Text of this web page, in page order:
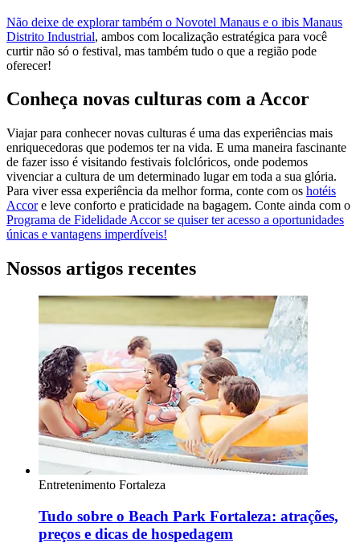
Não deixe de explorar também o Novotel Manaus e o ibis Manaus
Distrito Industrial, ambos com localização estratégica para você
curtir não só o festival, mas também tudo o que a região pode
oferecer!
Conheça novas culturas com a Accor
Viajar para conhecer novas culturas é uma das experiências mais
enriquecedoras que podemos ter na vida. E uma maneira fascinante
de fazer isso é visitando festivais folclóricos, onde podemos
vivenciar a cultura de um determinado lugar em toda a sua glória.
Para viver essa experiência da melhor forma, conte com os hotéis
Accore leve conforto e praticidade na bagagem. Conte ainda com o
Programa de Fidelidade Accor se quiser ter acesso a oportunidades
únicas e vantagens imperdíveis!
Nossos artigos recentes
Entretenimento Fortaleza
Tudo sobre o Beach Park Fortaleza: atrações,
preços e dicas de hospedagem